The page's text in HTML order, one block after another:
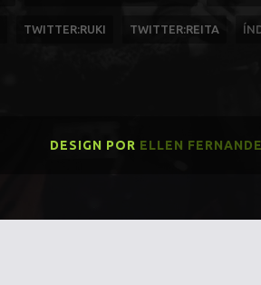
TWITTER:RUKI TWITTER:REITA
DESIGN POR ELLEN